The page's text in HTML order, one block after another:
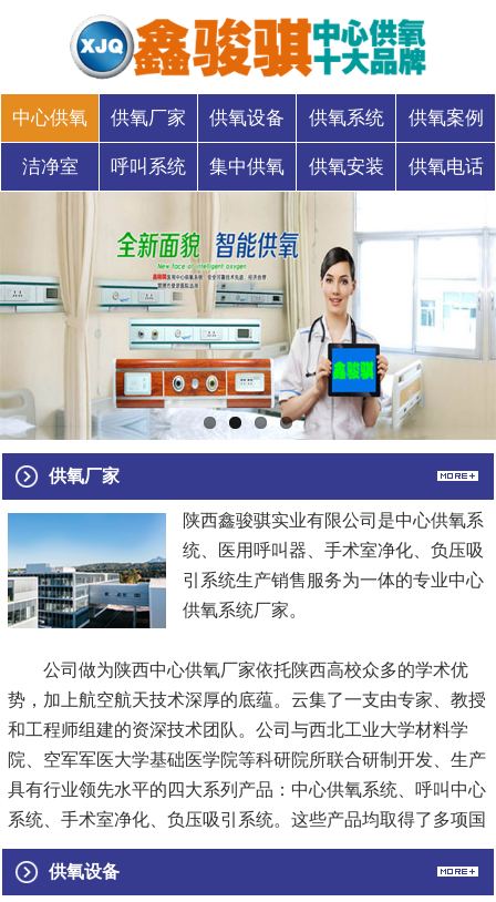
中心供氧 供氧厂家 供氧设备 供氧系统 供氧案例
洁净室 呼叫系统 集中供氧 供氧安装 供氧电话
供氧厂家
陕西鑫骏骐实业有限公司是中心供氧系
统、医用呼叫器、手术室净化、负压吸
引系统生产销售服务为一体的专业中心
供氧系统厂家。
公司做为陕西中心供氧厂家依托陕西高校众多的学术优
势，加上航空航天技术深厚的底蕴。云集了一支由专家、教授
和工程师组建的资深技术团队。公司与西北工业大学材料学
院、空军军医大学基础医学院等科研院所联合研制开发、生产
具有行业领先水平的四大系列产品：中心供氧系统、呼叫中心
系统、手术室净化、负压吸引系统。这些产品均取得了多项国
家专利，填补了国内外市场的空白.极大满足了临床需求，为
护理行业提供了专业实用的解决方案，受到了众多使用单位的
供氧设备